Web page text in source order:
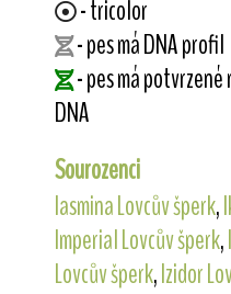
- tricolor
- pes má DNA profil
- pes má
DNA
Sourozenci
Iasmina Lovcův šperk,
Imperial Lovcův šperk,
Lovcův šperk,Izidor